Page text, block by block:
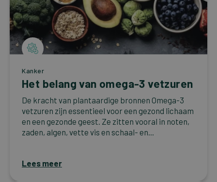
Kanker
Het belang van omega-3 vetzuren
De kracht van plantaardige bronnen Omega-3
vetzuren zijn essentieel voor een gezond lichaam
en een gezonde geest. Ze zitten vooral in noten,
zaden, algen, vette vis en schaal- en...
Lees meer